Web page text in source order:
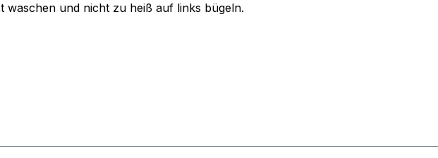
waschen und nicht zu heiß auf links bügeln.